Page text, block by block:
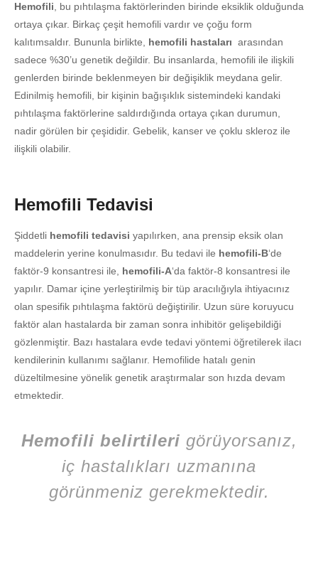
Hemofili , bu pıhtılaşma faktörlerinden birinde eksiklik olduğunda
ortaya çıkar. Birkaç çeşit hemofili vardır ve çoğu form
kalıtımsaldır. Bununla birlikte, hemofili hastaları arasından
sadece %30’u genetik değildir. Bu insanlarda, hemofili ile ilişkili
genlerden birinde beklenmeyen bir değişiklik meydana gelir.
Edinilmiş hemofili, bir kişinin bağışıklık sistemindeki kandaki
pıhtılaşma faktörlerine saldırdığında ortaya çıkan durumun,
nadir görülen bir çeşididir. Gebelik, kanser ve çoklu skleroz ile
ilişkili olabilir.
Hemofili Tedavisi
Şiddetli hemofili tedavisi yapılırken, ana prensip eksik olan
maddelerin yerine konulmasıdır. Bu tedavi ile hemofili-B‘de
faktör-9 konsantresi ile, hemofili-A‘da faktör-8 konsantresi ile
yapılır. Damar içine yerleştirilmiş bir tüp aracılığıyla ihtiyacınız
olan spesifik pıhtılaşma faktörü değiştirilir. Uzun süre koruyucu
faktör alan hastalarda bir zaman sonra inhibitör gelişebildiği
gözlenmiştir. Bazı hastalara evde tedavi yöntemi öğretilerek ilacı
kendilerinin kullanımı sağlanır. Hemofilide hatalı genin
düzeltilmesine yönelik genetik araştırmalar son hızda devam
etmektedir.
Hemofili belirtileri görüyorsanız,
iç hastalıkları uzmanına
görünmeniz gerekmektedir.